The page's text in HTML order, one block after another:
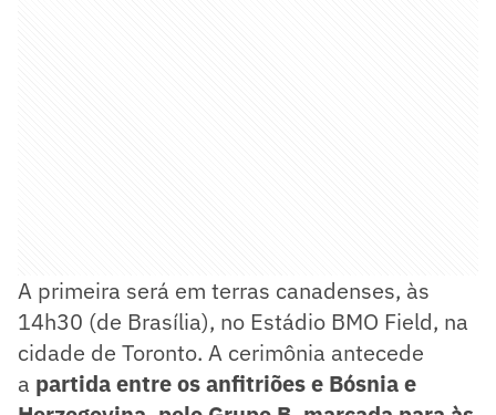
A primeira será em terras canadenses, às
14h30 (de Brasília), no Estádio BMO Field, na
cidade de Toronto. A cerimônia antecede
a partida entre os anfitriões e Bósnia e